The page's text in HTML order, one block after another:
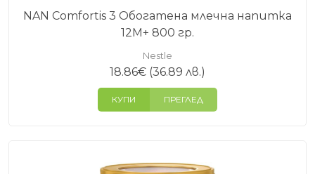
– при чувствително коремче
– при непоносимост към
NAN Supreme / Optipro– подобрени хранителни
NAN Comfortis 3 Обогатена млечна напитка
12М+ 800 гр.
Nestle
18.86€ (36.89 лв.)
КУПИ ПРЕГЛЕД